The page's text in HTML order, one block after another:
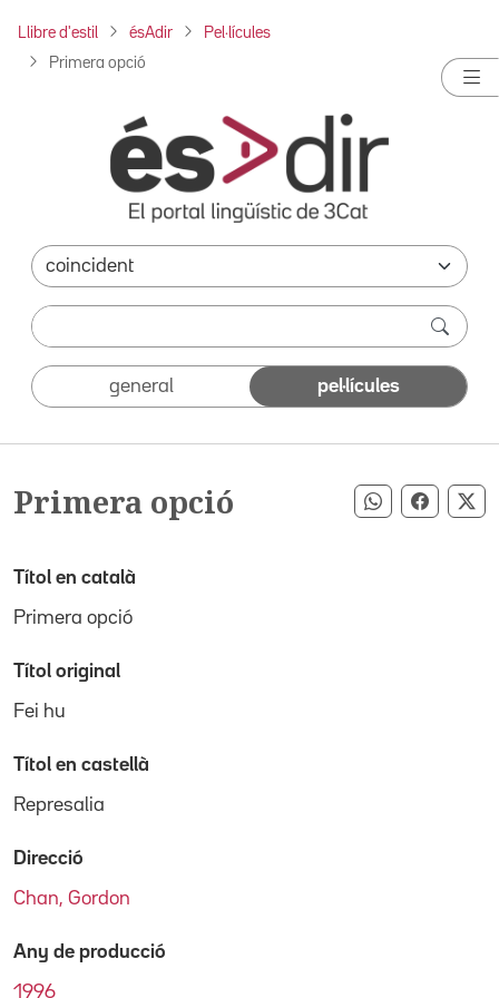
Llibre d'estil ésAdir Pel·lícules
Primera opció
general pel·lícules
Primera opció Compartir
Títol en català
Primera opció
Títol original
Fei hu
Títol en castellà
Represalia
Direcció
Chan, Gordon
Any de producció
1996